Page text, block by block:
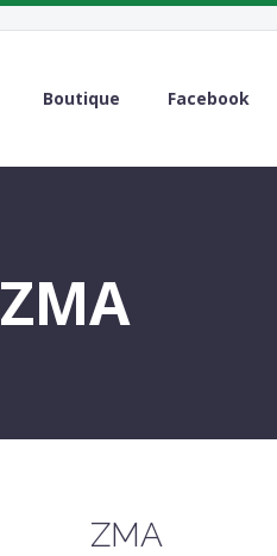
Boutique Facebook
ZMA
ZMA